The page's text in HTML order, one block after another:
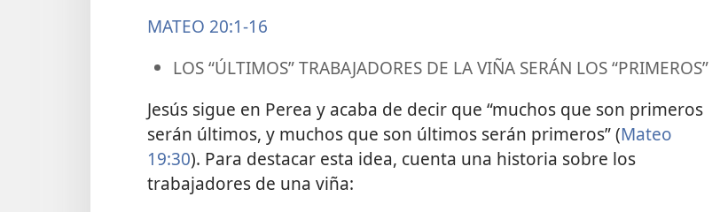
MATEO 20:1-16
LOS “ÚLTIMOS” TRABAJADORES DE LA VIÑA SERÁN LOS “PRIMEROS”
Jesús sigue en Perea y acaba de decir que “muchos que son primeros
serán últimos, y muchos que son últimos serán primeros” (Mateo
19:30). Para destacar esta idea, cuenta una historia sobre los
trabajadores de una viña: